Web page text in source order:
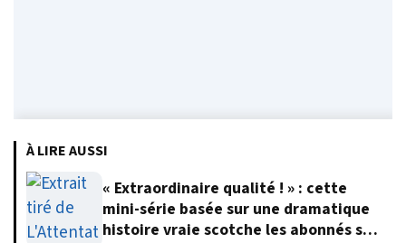
À LIRE AUSSI
« Extraordinaire qualité ! » : cette
mini-série basée sur une dramatique
histoire vraie scotche les abonnés sur